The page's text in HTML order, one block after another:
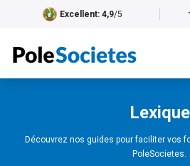
Excellent: 4,9/5
Lexique
Découvrez nos guides pour faciliter vos
PoleSocietes.